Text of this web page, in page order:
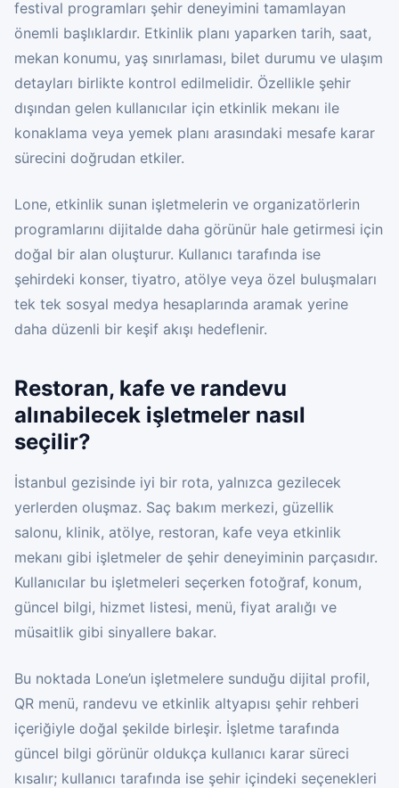
festival programları şehir deneyimini tamamlayan
önemli başlıklardır. Etkinlik planı yaparken tarih, saat,
mekan konumu, yaş sınırlaması, bilet durumu ve ulaşım
detayları birlikte kontrol edilmelidir. Özellikle şehir
dışından gelen kullanıcılar için etkinlik mekanı ile
konaklama veya yemek planı arasındaki mesafe karar
sürecini doğrudan etkiler.
Lone, etkinlik sunan işletmelerin ve organizatörlerin
programlarını dijitalde daha görünür hale getirmesi için
doğal bir alan oluşturur. Kullanıcı tarafında ise
şehirdeki konser, tiyatro, atölye veya özel buluşmaları
tek tek sosyal medya hesaplarında aramak yerine
daha düzenli bir keşif akışı hedeflenir.
Restoran, kafe ve randevu
alınabilecek işletmeler nasıl
seçilir?
İstanbul gezisinde iyi bir rota, yalnızca gezilecek
yerlerden oluşmaz. Saç bakım merkezi, güzellik
salonu, klinik, atölye, restoran, kafe veya etkinlik
mekanı gibi işletmeler de şehir deneyiminin parçasıdır.
Kullanıcılar bu işletmeleri seçerken fotoğraf, konum,
güncel bilgi, hizmet listesi, menü, fiyat aralığı ve
müsaitlik gibi sinyallere bakar.
Bu noktada Lone’un işletmelere sunduğu dijital profil,
QR menü, randevu ve etkinlik altyapısı şehir rehberi
içeriğiyle doğal şekilde birleşir. İşletme tarafında
güncel bilgi görünür oldukça kullanıcı karar süreci
kısalır; kullanıcı tarafında ise şehir içindeki seçenekleri